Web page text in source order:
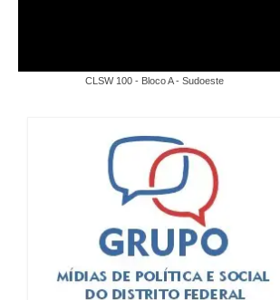
CLSW 100 - Bloco A - Sudoeste